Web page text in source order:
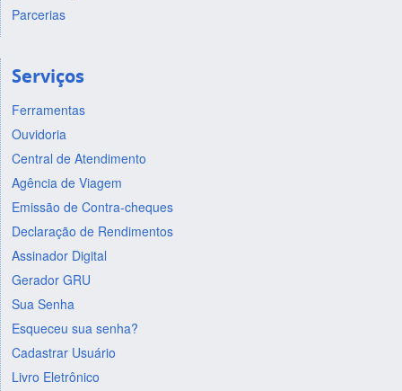
Parcerias
Serviços
Ferramentas
Ouvidoria
Central de Atendimento
Agência de Viagem
Emissão de Contra-cheques
Declaração de Rendimentos
Assinador Digital
Gerador GRU
Sua Senha
Esqueceu sua senha?
Cadastrar Usuário
Livro Eletrônico